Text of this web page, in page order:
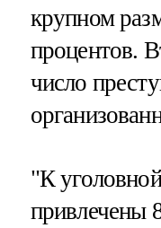
крупном
процентов.
число
"К
привлечены